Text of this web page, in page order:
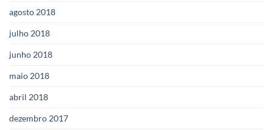
agosto 2018
julho 2018
junho 2018
maio 2018
abril 2018
dezembro 2017